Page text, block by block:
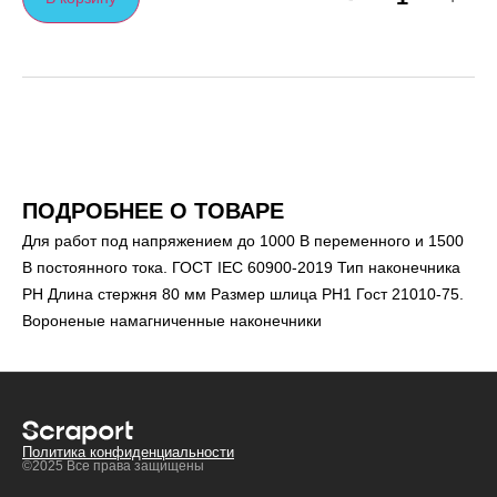
ПОДРОБНЕЕ О ТОВАРЕ
Для работ под напряжением до 1000 В переменного и 1500
В постоянного тока. ГОСТ IEC 60900-2019 Тип наконечника
РН Длина стержня 80 мм Размер шлица РН1 Гост 21010-75.
Вороненые намагниченные наконечники
Политика конфиденциальности
©2025 Все права защищены